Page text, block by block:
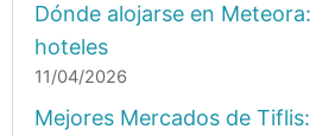
Dónde alojarse en
hoteles
11/04/2026
Mejores Mercados de